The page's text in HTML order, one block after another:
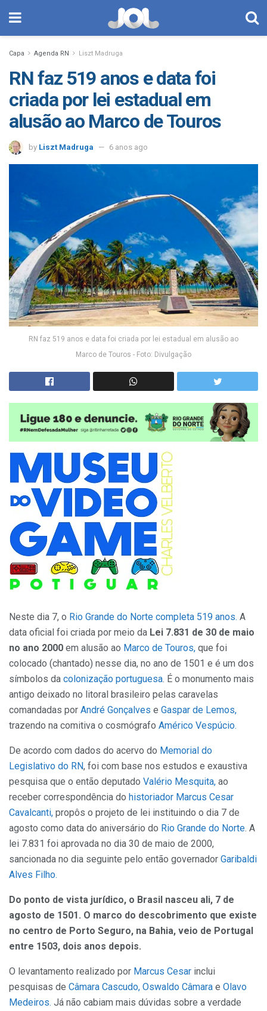
Capa Agenda RN Liszt Madruga
RN faz 519 anos e data foi
criada por lei estadual em
alusão ao Marco de Touros
by Liszt Madruga 6 anos ago
RN faz 519 anos e data foi criada por lei estadual em alusão ao
Marco de Touros - Foto: Divulgação
Neste dia 7, o Rio Grande do Norte completa 519 anos. A
data oficial foi criada por meio da Lei 7.831 de 30 de maio
no ano 2000 em alusão ao Marco de Touros, que foi
colocado (chantado) nesse dia, no ano de 1501 e é um dos
símbolos da colonização portuguesa. É o monumento mais
antigo deixado no litoral brasileiro pelas caravelas
comandadas por André Gonçalves e Gaspar de Lemos,
trazendo na comitiva o cosmógrafo Américo Vespúcio.
De acordo com dados do acervo do Memorial do
Legislativo do RN, foi com base nos estudos e exaustiva
pesquisa que o então deputado Valério Mesquita, ao
receber correspondência do historiador Marcus Cesar
Cavalcanti, propôs o projeto de lei instituindo o dia 7 de
agosto como data do aniversário do Rio Grande do Norte. A
lei 7.831 foi aprovada no dia 30 de maio de 2000,
sancionada no dia seguinte pelo então governador Garibaldi
Alves Filho.
Do ponto de vista jurídico, o Brasil nasceu ali, 7 de
agosto de 1501. O marco do descobrimento que existe
no centro de Porto Seguro, na Bahia, veio de Portugal
entre 1503, dois anos depois.
O levantamento realizado por Marcus Cesar inclui
pesquisas de Câmara Cascudo, Oswaldo Câmara e Olavo
Medeiros. Já não cabiam mais dúvidas sobre a verdade